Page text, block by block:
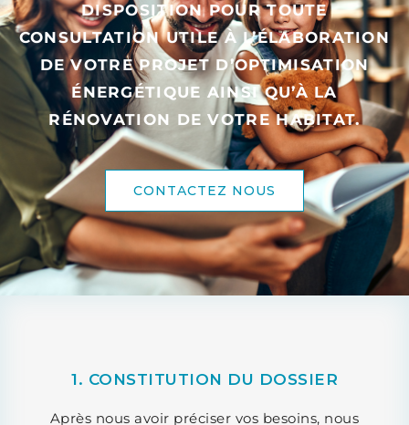
DISPOSITION POUR TOUTE
CONSULTATION UTILE À L’ÉLABORATION
DE VOTRE PROJET D’OPTIMISATION
ÉNERGÉTIQUE AINSI QU’À LA
RÉNOVATION DE VOTRE HABITAT.
CONTACTEZ NOUS
1. CONSTITUTION DU DOSSIER
Après nous avoir préciser vos besoins, nous